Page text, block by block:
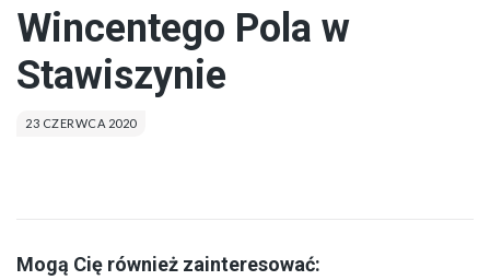
Wincentego Pola w
Stawiszynie
23 CZERWCA 2020
Mogą Cię również zainteresować: